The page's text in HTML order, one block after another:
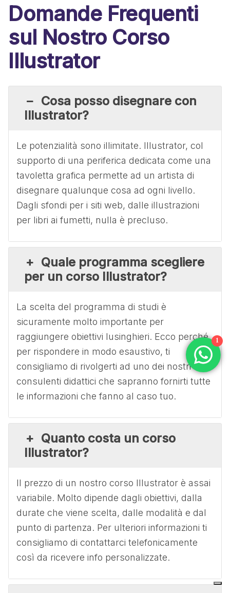
Domande Frequenti
sul Nostro Corso
Illustrator
Cosa posso disegnare con
Illustrator?
Le potenzialità sono illimitate. Illustrator, col
supporto di una periferica dedicata come una
tavoletta grafica permette ad un artista di
disegnare qualunque cosa ad ogni livello.
Dagli sfondi per i siti web, dalle illustrazioni
per libri ai fumetti, nulla è precluso.
Quale programma scegliere
per un corso Illustrator?
La scelta del programma di studi è
sicuramente molto importante per
raggiungere obiettivi lusinghieri. Ecco perché,
per rispondere in modo esaustivo, ti
consigliamo di rivolgerti ad uno dei nostri
consulenti didattici che sapranno fornirti tutte
le informazioni che fanno al caso tuo.
Quanto costa un corso
Illustrator?
Il prezzo di un nostro corso Illustrator è assai
variabile. Molto dipende dagli obiettivi, dalla
durate che viene scelta, dalle modalità e dal
punto di partenza. Per ulteriori informazioni ti
consigliamo di contattarci telefonicamente
così da ricevere info personalizzate.
1